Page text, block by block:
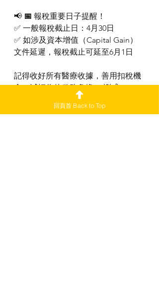
📢 📅 報稅重要日子提醒！
✅ 一般報稅截止日：4月30日
✅ 如涉及資本增值（Capital Gain）
文件延遲，報稅截止可延至6月1日
記得收好所有醫療收據，善用扣稅機
會，減輕你的稅務負擔！ 💡💰
加國Newbie信箱
回頁首 Back to Top